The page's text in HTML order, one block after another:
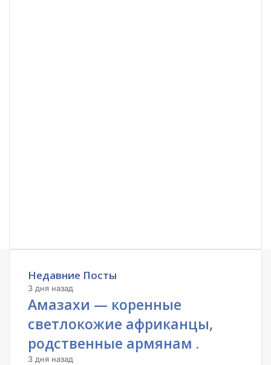
Недавние Посты
3 дня назад
Амазахи — коренные
светлокожие африканцы,
родственные армянам .
3 дня назад